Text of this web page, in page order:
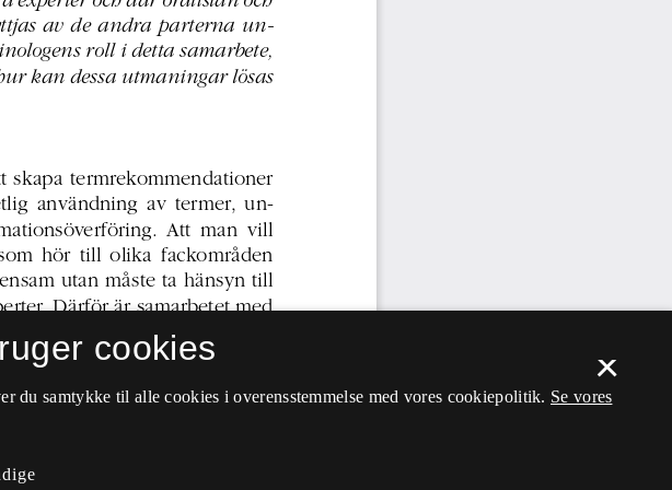
×
cookies
du samtykke til alle cookies i overensstemmelse med vores cookiepolitik. Se vores